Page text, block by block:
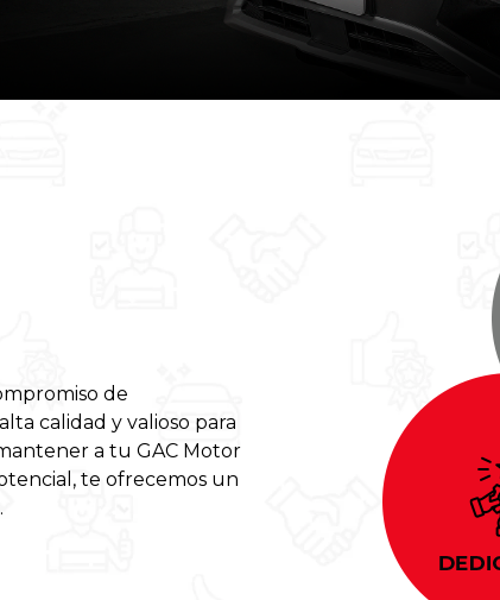
de
calidad y valioso para
a tu GAC Motor
te ofrecemos un